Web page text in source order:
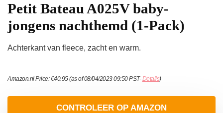
Petit Bateau A025V baby-
jongens nachthemd (1-Pack)
Achterkant van fleece, zacht en warm.
Amazon.nl Price:€40.95(as of 08/04/2023 09:50 PST-Details)
CONTROLEER OP AMAZON